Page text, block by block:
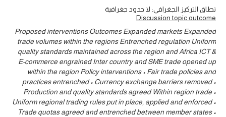
نطاق التركيز الجغرافي: لا حدود جغرافية
Discussion topic outcome
Proposed interventions Outcomes Expanded markets Expanded
trade volumes within the regions Entrenched regulation Uniform
quality standards maintained across the region and Africa ICT &
E-commerce engrained Inter country and SME trade opened up
within the region Policy interventions • Fair trade policies and
practices entrenched • Currency exchange barriers removed •
Production and quality standards agreed Within region trade •
Uniform regional trading rules put in place, applied and enforced •
Trade quotas agreed and entrenched between member states •